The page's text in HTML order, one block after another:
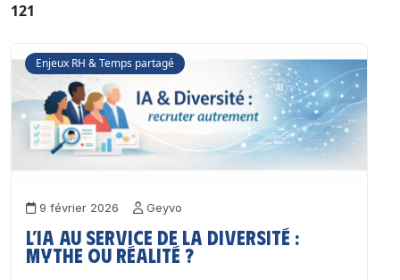
121
Enjeux RH & Temps partagé
9 février 2026 Geyvo
L’IA au service de la diversité :
mythe ou réalité ?